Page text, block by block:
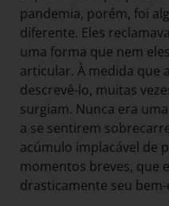
pandemia, porém, foi
diferente. Eles
uma forma que nem
articular. À medida que
descrevê-lo, muitas
surgiam. Nunca era
a se sentirem
acúmulo implacável de
momentos breves, que
drasticamente seu